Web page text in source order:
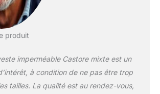
produit
imperméable Castore mixte est un
à condition de ne pas être trop
tailles. La qualité est au rendez-vous,